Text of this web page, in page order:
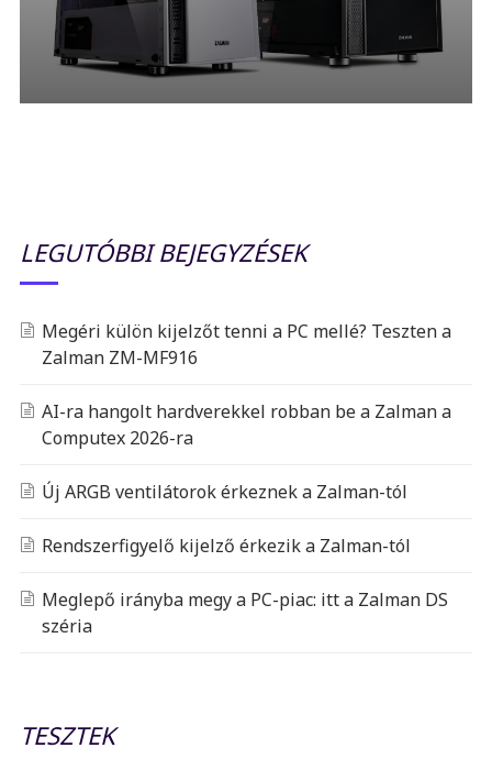
LEGUTÓBBI BEJEGYZÉSEK
Megéri külön kijelzőt tenni a PC mellé? Teszten a
Zalman ZM-MF916
AI-ra hangolt hardverekkel robban be a Zalman a
Computex 2026-ra
Új ARGB ventilátorok érkeznek a Zalman-tól
Rendszerfigyelő kijelző érkezik a Zalman-tól
Meglepő irányba megy a PC-piac: itt a Zalman DS
széria
TESZTEK